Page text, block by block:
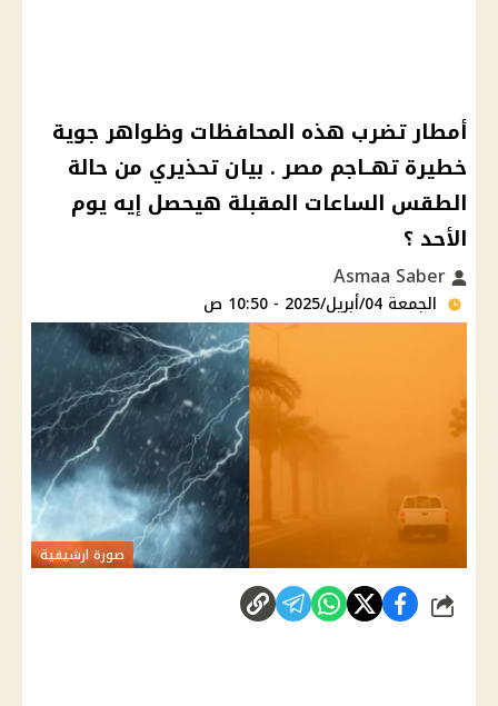
أمطار تضرب هذه المحافظات وظواهر جوية
خطيرة تهــاجم مصر . بيان تحذيري من حالة
الطقس الساعات المقبلة هيحصل إيه يوم
الأحد ؟
الجمعة 04/أبريل/2025 - 10:50 ص
صورة ارشيفية
شارك